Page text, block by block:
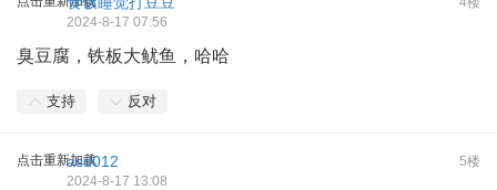
2024-8-17 07:56
臭豆腐，铁板大鱿鱼，哈哈
支持 反对
点击重新加载 5楼
asd012
2024-8-17 13:08